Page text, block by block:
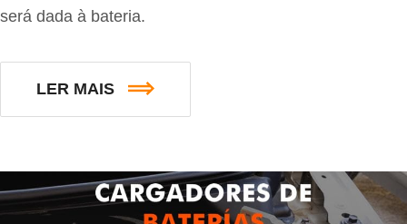
será dada à bateria.
LER MAIS